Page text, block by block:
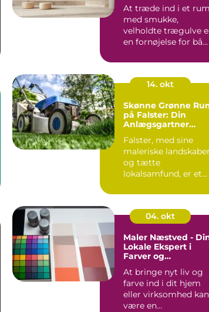
At træde ind i et rum
med smukke,
velholdte trægulve
en fornøjelse for bå...
14. okt
Skønne Grønne
på Falster: Din
Anlægsgartner
Falster, med sine
maleriske landskaber
og tætte
lokalsamfund, er et
ik...
04. okt
Maler Næstved -
Lokale Ekspert i
Farver og
At bringe nyt liv og
farve ind i dit hjem
eller virksomhed kan
være en